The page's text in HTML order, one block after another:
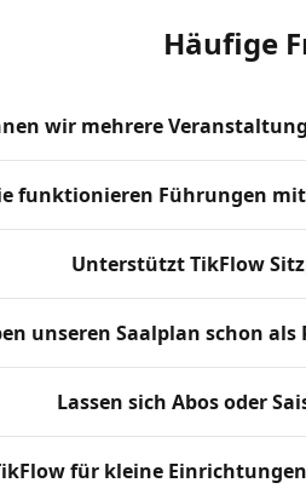
Häufige
wir mehrere
funktionieren Führungen
Unterstützt TikFlow
unseren Saalplan schon als
Lassen sich Abos oder
für kleine